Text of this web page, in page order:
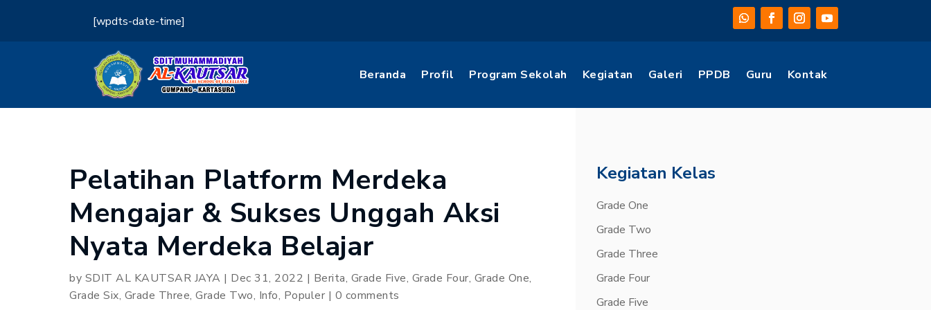
[wpdts-date-time]
Beranda Profil Program Sekolah Kegiatan Galeri PPDB Guru Kontak
Pelatihan Platform Merdeka
Mengajar & Sukses Unggah Aksi
Nyata Merdeka Belajar
by SDIT AL KAUTSAR JAYA | Dec 31, 2022 | Berita, Grade Five, Grade Four, Grade One,
Grade Six, Grade Three, Grade Two, Info, Populer | 0 comments
Kegiatan Kelas
Grade One
Grade Two
Grade Three
Grade Four
Grade Five